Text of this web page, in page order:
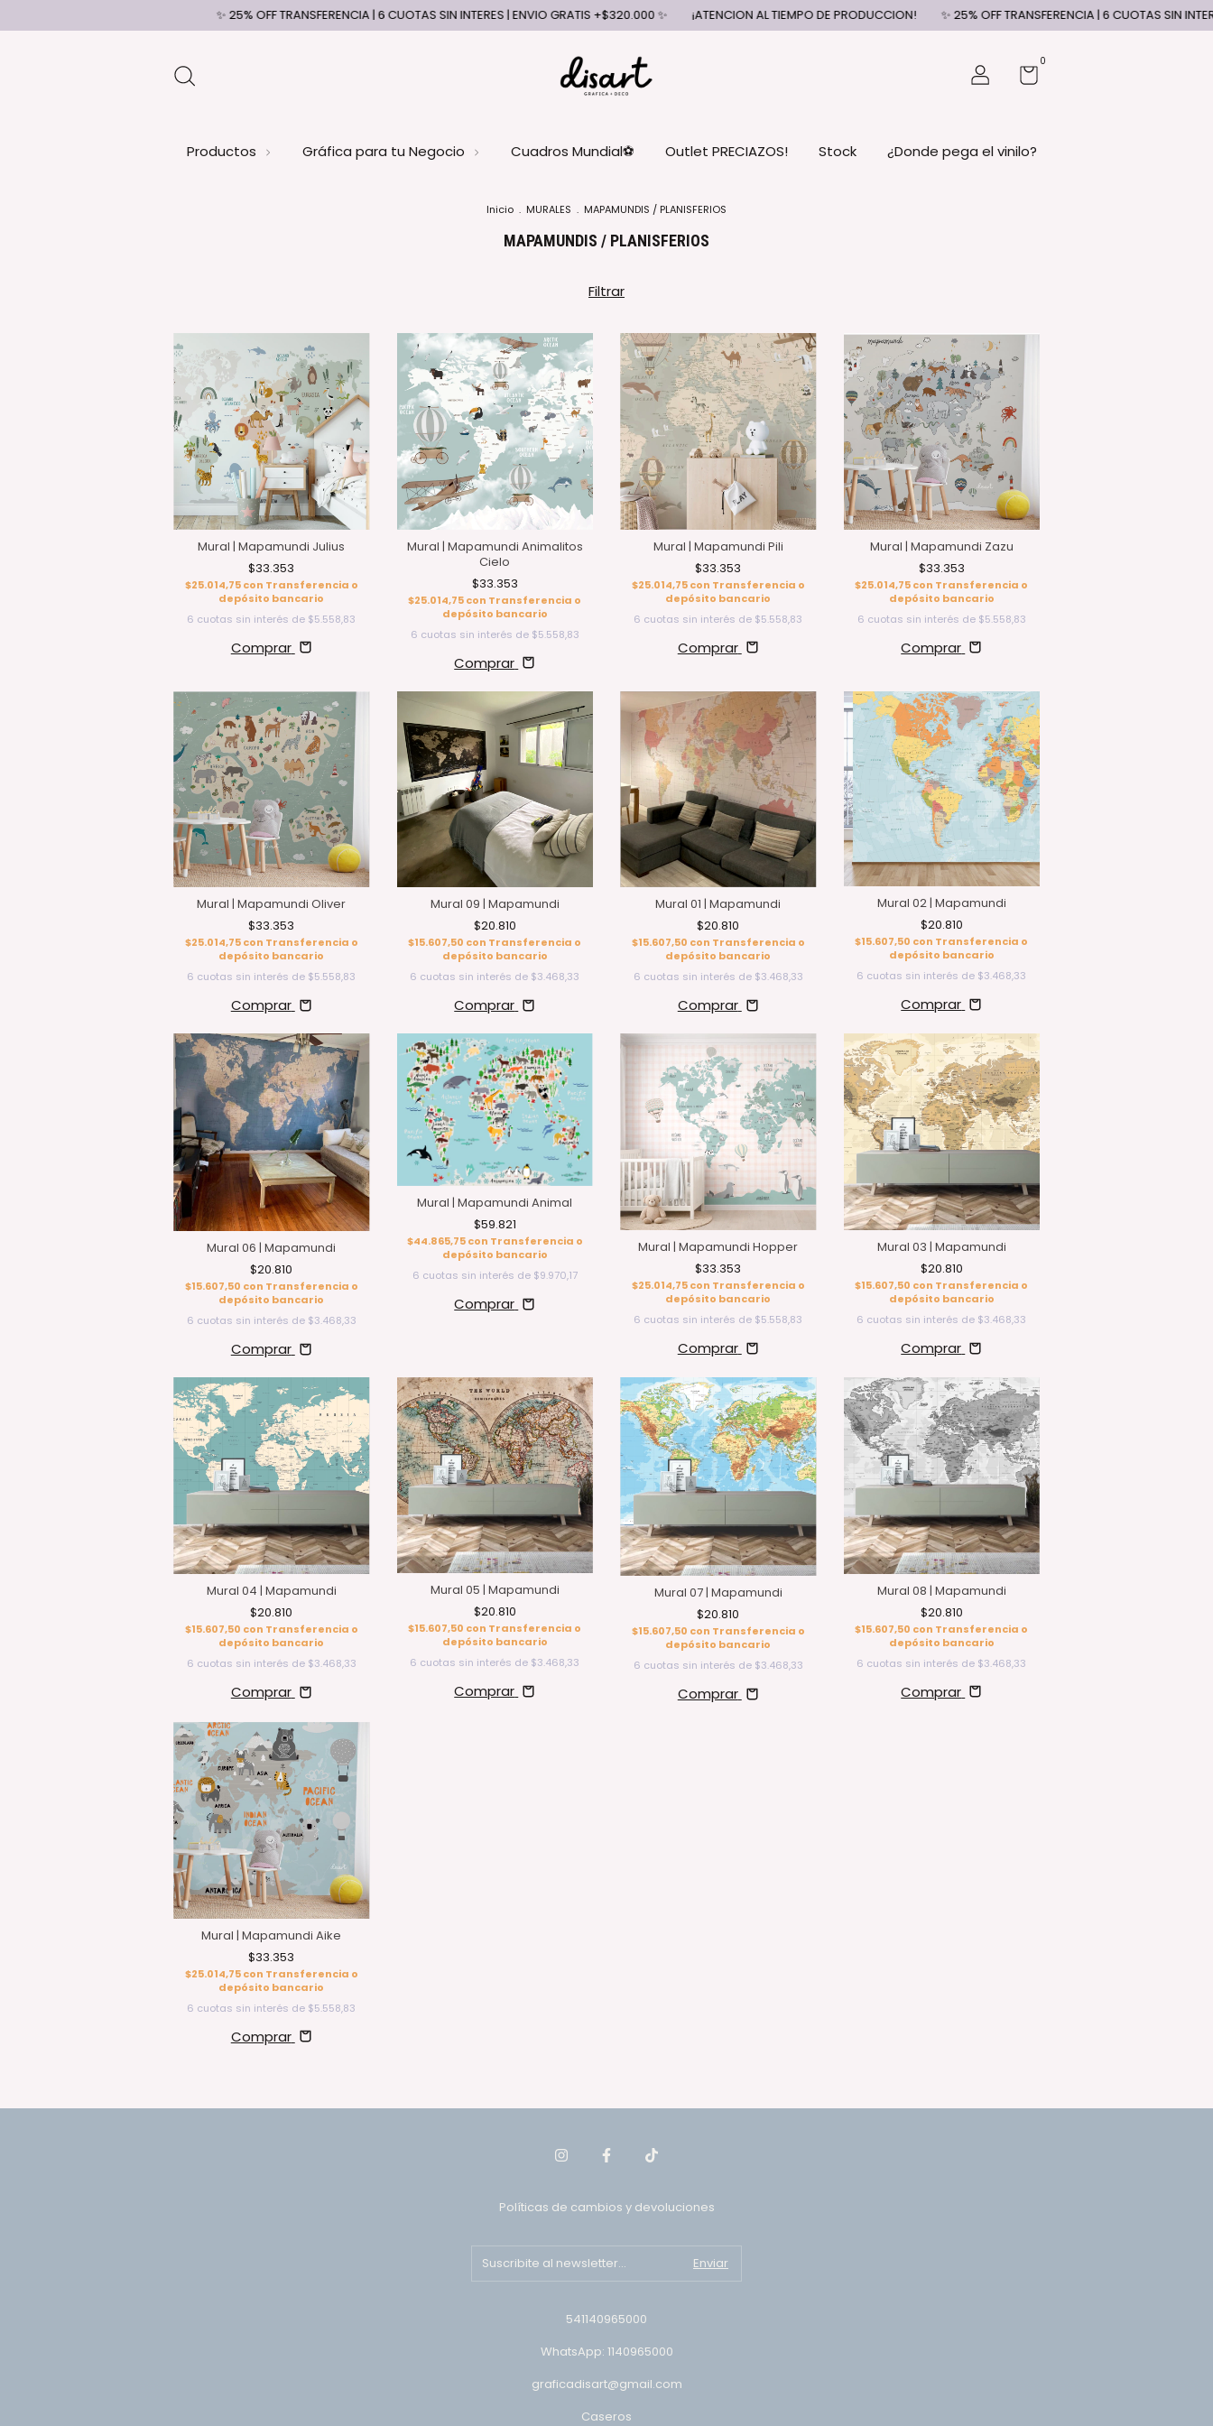
✨ 25% OFF TRANSFERENCIA | 6 CUOTAS SIN INTERES | ENVIO GRATIS +$320.000 ✨ ¡ATENCION AL TIEMPO DE PRODUCCION! ✨ 25% OFF TRANSFERENCIA | 6 CUOTAS SIN INTERES | ENVIO GRATIS
0
Productos Gráfica para tu Negocio Cuadros Mundial⚽ Outlet PRECIAZOS! Stock ¿Donde pega el vinilo?
Inicio . MURALES . MAPAMUNDIS / PLANISFERIOS
MAPAMUNDIS / PLANISFERIOS
Filtrar
Mural | Mapamundi Julius
$33.353
$25.014,75con Transferencia o
depósito bancario
6 cuotas sin interés de $5.558,83
Comprar
Mural | Mapamundi Animalitos
Cielo
$33.353
$25.014,75con Transferencia o
depósito bancario
6 cuotas sin interés de $5.558,83
Comprar
Mural | Mapamundi Pili
$33.353
$25.014,75con Transferencia o
depósito bancario
6 cuotas sin interés de $5.558,83
Comprar
Mural | Mapamundi Zazu
$33.353
$25.014,75con Transferencia o
depósito bancario
6 cuotas sin interés de $5.558,83
Comprar
Mural | Mapamundi Oliver
$33.353
$25.014,75con Transferencia o
depósito bancario
6 cuotas sin interés de $5.558,83
Comprar
Mural 09 | Mapamundi
$20.810
$15.607,50 con Transferencia o
depósito bancario
6 cuotas sin interés de $3.468,33
Comprar
Mural 01 | Mapamundi
$20.810
$15.607,50 con Transferencia o
depósito bancario
6 cuotas sin interés de $3.468,33
Comprar
Mural 02 | Mapamundi
$20.810
$15.607,50 con Transferencia o
depósito bancario
6 cuotas sin interés de $3.468,33
Comprar
Mural 06 | Mapamundi
$20.810
$15.607,50 con Transferencia o
depósito bancario
6 cuotas sin interés de $3.468,33
Comprar
Mural | Mapamundi Animal
$59.821
$44.865,75con Transferencia o
depósito bancario
6 cuotas sin interés de $9.970,17
Comprar
Mural | Mapamundi Hopper
$33.353
$25.014,75con Transferencia o
depósito bancario
6 cuotas sin interés de $5.558,83
Comprar
Mural 03 | Mapamundi
$20.810
$15.607,50 con Transferencia o
depósito bancario
6 cuotas sin interés de $3.468,33
Comprar
Mural 04 | Mapamundi
$20.810
$15.607,50 con Transferencia o
depósito bancario
6 cuotas sin interés de $3.468,33
Comprar
Mural 05 | Mapamundi
$20.810
$15.607,50 con Transferencia o
depósito bancario
6 cuotas sin interés de $3.468,33
Comprar
Mural 07 | Mapamundi
$20.810
$15.607,50 con Transferencia o
depósito bancario
6 cuotas sin interés de $3.468,33
Comprar
Mural 08 | Mapamundi
$20.810
$15.607,50 con Transferencia o
depósito bancario
6 cuotas sin interés de $3.468,33
Comprar
Mural | Mapamundi Aike
$33.353
$25.014,75con Transferencia o
depósito bancario
6 cuotas sin interés de $5.558,83
Comprar
Políticas de cambios y devoluciones
541140965000
WhatsApp: 1140965000
graficadisart@gmail.com
Caseros